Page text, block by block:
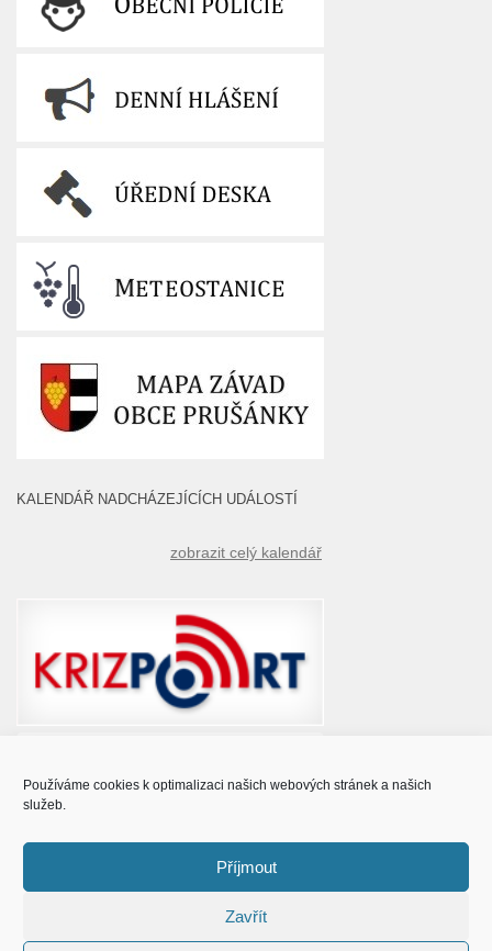
Používáme cookies k optimalizaci našich webových stránek a našich
služeb.
Příjmout
Zavřít
KALENDÁŘ NADCHÁZEJÍCÍCH UDÁLOSTÍ
zobrazit celý kalendář